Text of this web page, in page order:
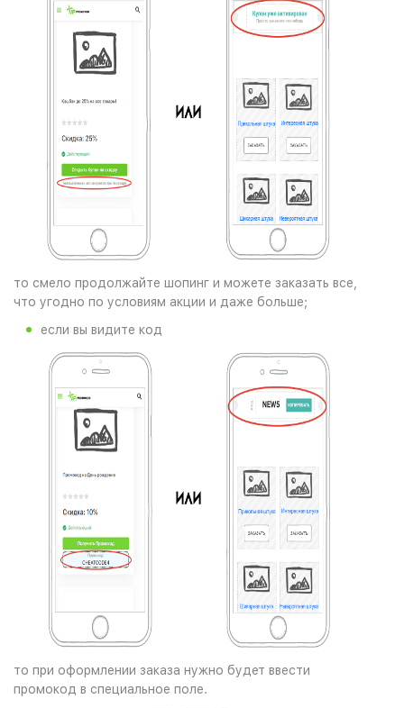
то смело продолжайте шопинг и можете заказать все,
что угодно по условиям акции и даже больше;
если вы видите код
то при оформлении заказа нужно будет ввести
промокод в специальное поле.